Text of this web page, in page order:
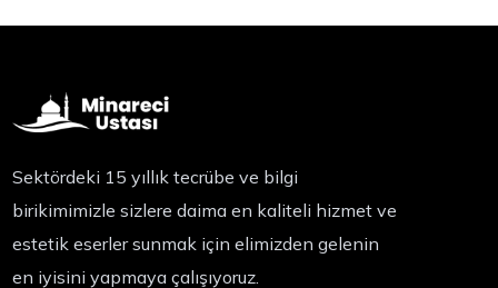
Sektördeki 15 yıllık tecrübe ve bilgi
birikimimizle sizlere daima en kaliteli hizmet ve
estetik eserler sunmak için elimizden gelenin
en iyisini yapmaya çalışıyoruz.